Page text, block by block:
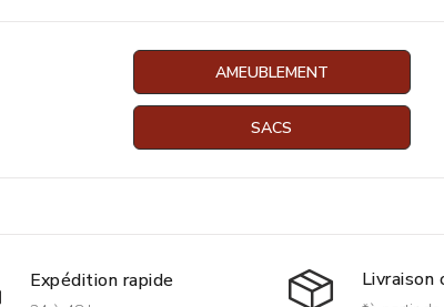
AMEUBLEMENT
SACS
Expédition rapide